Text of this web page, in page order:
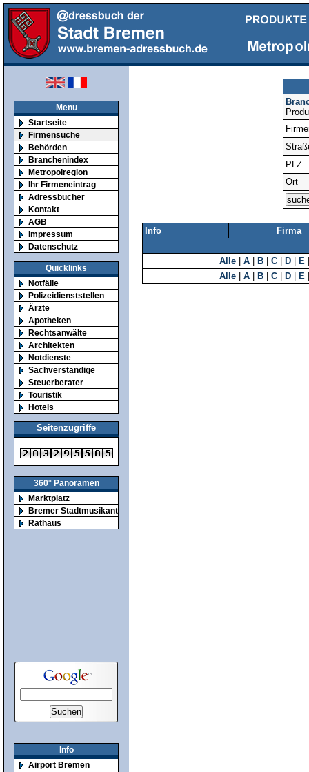
Menu
Startseite
Firmensuche
Behörden
Branchenindex
Metropolregion
Ihr Firmeneintrag
Adressbücher
Kontakt
AGB
Impressum
Datenschutz
Quicklinks
Notfälle
Polizeidienststellen
Ärzte
Apotheken
Rechtsanwälte
Architekten
Notdienste
Sachverständige
Steuerberater
Touristik
Hotels
Seitenzugriffe
360° Panoramen
Marktplatz
Bremer Stadtmusikanten
Rathaus
Info
Airport Bremen
PLZ
Ort
Info Firma
Alle A B C D E
Alle
A B C D E